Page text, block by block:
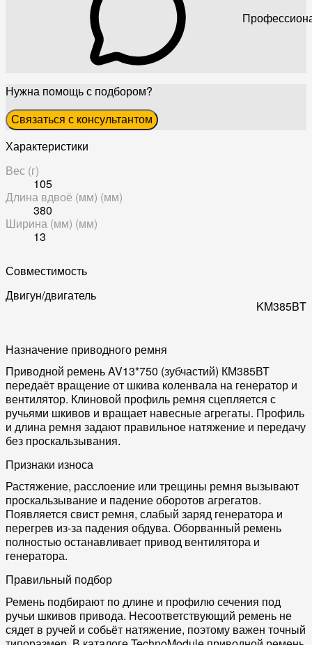
Нужна помощь с подбором?
Связаться с консультантом
Характеристики
Вес (г)
105
Длина вдвоё (мм) (мм)
380
Ширина (мм) (мм)
13
Совместимость
Двигун/двигатель
KM385BT
Назначение приводного ремня
Приводной ремень AV13*750 (зубчастий) КМ385ВТ
передаёт вращение от шкива коленвала на генератор и
вентилятор. Клиновой профиль ремня сцепляется с
ручьями шкивов и вращает навесные агрегаты. Профиль
и длина ремня задают правильное натяжение и передачу
без проскальзывания.
Признаки износа
Растяжение, расслоение или трещины ремня вызывают
проскальзывание и падение оборотов агрегатов.
Появляется свист ремня, слабый заряд генератора и
перегрев из-за падения обдува. Оборванный ремень
полностью останавливает привод вентилятора и
генератора.
Правильный подбор
Ремень подбирают по длине и профилю сечения под
ручьи шкивов привода. Несоответствующий ремень не
сядет в ручей и собьёт натяжение, поэтому важен точный